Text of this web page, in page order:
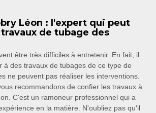
Léon : l'expert qui peut
de tubage des
être très difficiles à entretenir. En fait, il
à des travaux de tubages de ce type de
ne peuvent pas réaliser les interventions.
recommandons de confier les travaux à
C'est un ramoneur professionnel qui a
en la matière. N'oubliez pas qu'il